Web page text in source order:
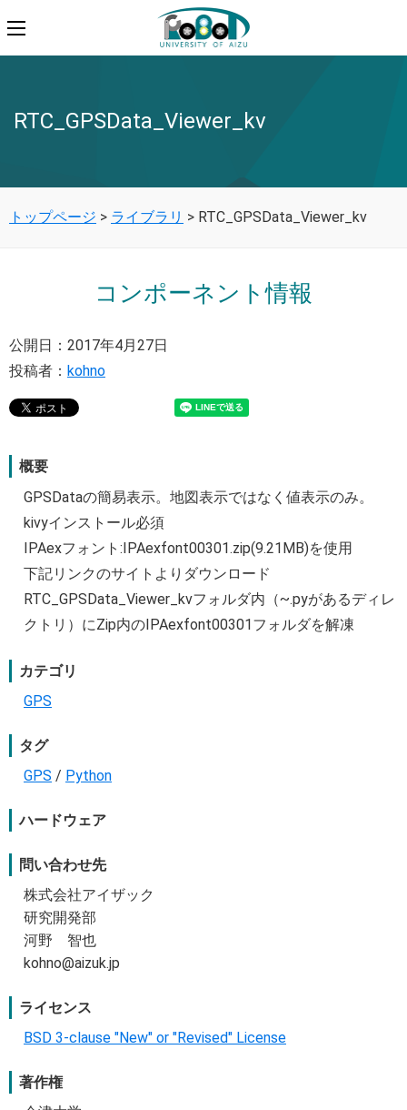
RTC_GPSData_Viewer_kv
トップページ > ライブラリ > RTC_GPSData_Viewer_kv
コンポーネント情報
公開日：2017年4月27日
投稿者： kohno
概要
GPSDataの簡易表示。地図表示ではなく値表示のみ。
kivyインストール必須
IPAexフォント:IPAexfont00301.zip(9.21MB)を使用
下記リンクのサイトよりダウンロード
RTC_GPSData_Viewer_kvフォルダ内（~.pyがあるディレ
クトリ）にZip内のIPAexfont00301フォルダを解凍
カテゴリ
GPS
タグ
GPS / Python
ハードウェア
問い合わせ先
株式会社アイザック
研究開発部
河野 智也
kohno@aizuk.jp
ライセンス
BSD 3-clause "New" or "Revised" License
著作権